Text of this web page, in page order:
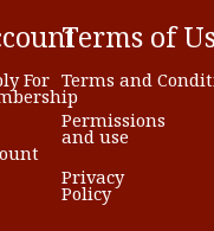
For
Terms of
Terms and
Permissions
and use
Privacy
Policy